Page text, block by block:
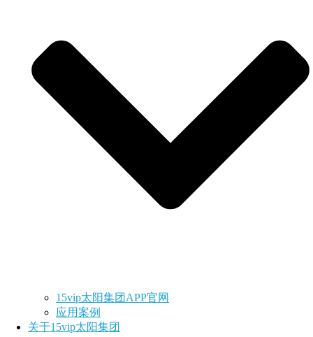
15vip太阳集团APP官网
应用案例
关于15vip太阳集团